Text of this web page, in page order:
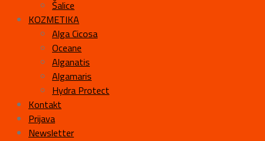
Šalice
KOZMETIKA
Alga Cicosa
Oceane
Alganatis
Algamaris
Hydra Protect
Kontakt
Prijava
Newsletter